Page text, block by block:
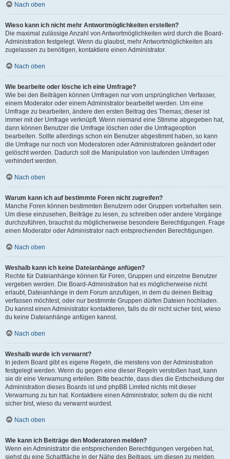
Nach oben
Wieso kann ich nicht mehr Antwortmöglichkeiten erstellen?
Die maximal zulässige Anzahl von Antwortmöglichkeiten wird durch die Board-
Administration festgelegt. Wenn du glaubst, mehr Antwortmöglichkeiten als
zugelassen zu benötigen, kontaktiere einen Administrator.
Nach oben
Wie bearbeite oder lösche ich eine Umfrage?
Wie bei den Beiträgen können Umfragen nur vom ursprünglichen Verfasser,
einem Moderator oder einem Administrator bearbeitet werden. Um eine
Umfrage zu bearbeiten, ändere den ersten Beitrag des Themas; dieser ist
immer mit der Umfrage verknüpft. Wenn niemand eine Stimme abgegeben hat,
dann können Benutzer die Umfrage löschen oder die Umfrageoption
bearbeiten. Sollte allerdings schon ein Benutzer abgestimmt haben, so kann
die Umfrage nur noch von Moderatoren oder Administratoren geändert oder
gelöscht werden. Dadurch soll die Manipulation von laufenden Umfragen
verhindert werden.
Nach oben
Warum kann ich auf bestimmte Foren nicht zugreifen?
Manche Foren können bestimmten Benutzern oder Gruppen vorbehalten sein.
Um diese einzusehen, Beiträge zu lesen, zu schreiben oder andere Vorgänge
durchzuführen, brauchst du möglicherweise besondere Berechtigungen. Frage
einen Moderator oder Administrator nach entsprechenden Berechtigungen.
Nach oben
Weshalb kann ich keine Dateianhänge anfügen?
Rechte für Dateianhänge können für Foren, Gruppen und einzelne Benutzer
vergeben werden. Die Board-Administration hat es möglicherweise nicht
erlaubt, Dateianhänge in dem Forum anzufügen, in dem du deinen Beitrag
verfassen möchtest, oder nur bestimmte Gruppen dürfen Dateien hochladen.
Du kannst einen Administrator kontaktieren, falls du dir nicht sicher bist, wieso
du keine Dateianhänge anfügen kannst.
Nach oben
Weshalb wurde ich verwarnt?
In jedem Board gibt es eigene Regeln, die meistens von der Administration
festgelegt werden. Wenn du gegen eine dieser Regeln verstoßen hast, kann
sie dir eine Verwarnung erteilen. Bitte beachte, dass dies die Entscheidung der
Administration dieses Boards ist und phpBB Limited nichts mit dieser
Verwarnung zu tun hat. Kontaktiere einen Administrator, sofern du die nicht
sicher bist, wieso du verwarnt wurdest.
Nach oben
Wie kann ich Beiträge den Moderatoren melden?
Wenn ein Administrator die entsprechenden Berechtigungen vergeben hat,
siehst du eine Schaltfläche in der Nähe des Beitrags, um diesen zu melden.